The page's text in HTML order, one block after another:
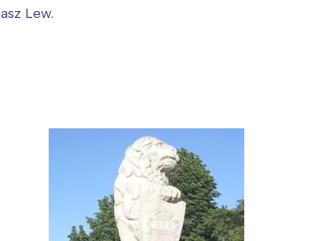
Lew.mnie wydarzenia z tego
Wszystkie
Wybieram